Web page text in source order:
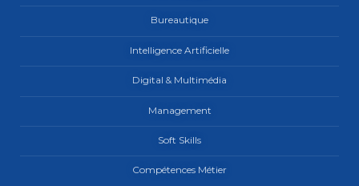
Bureautique
Intelligence Artificielle
Digital & Multimédia
Management
Soft Skills
Compétences Métier